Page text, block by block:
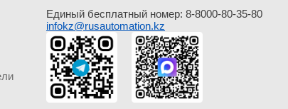
Единый бесплатный номер: 8-8000-80-35-80
infokz@rusautomation.kz